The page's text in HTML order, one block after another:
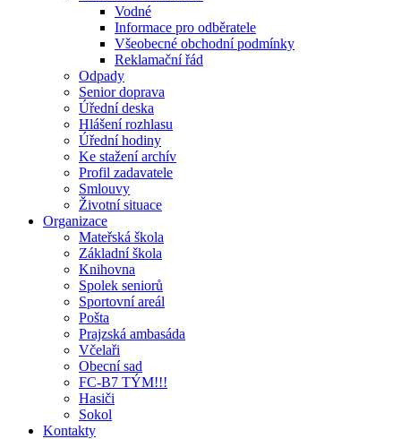
Vodné
Informace pro odběratele
Všeobecné obchodní podmínky
Reklamační řád
Odpady
Senior doprava
Úřední deska
Hlášení rozhlasu
Úřední hodiny
Ke stažení archív
Profil zadavatele
Smlouvy
Životní situace
Organizace
Mateřská škola
Základní škola
Knihovna
Spolek seniorů
Sportovní areál
Pošta
Prajzská ambasáda
Včelaři
Obecní sad
FC-B7 TÝM!!!
Hasiči
Sokol
Kontakty